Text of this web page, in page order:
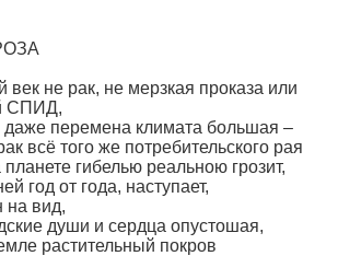
не рак, не мерзкая проказа или
СПИД,
даже перемена климата большая –
всё того же потребительского рая
гибелью реальною грозит,
год от года, наступает,
на вид,
души и сердца опустошая,
растительный покров